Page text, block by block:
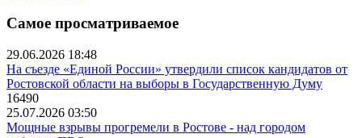
Самое просматриваемое
29.06.2026 18:48
На съезде «Единой России» утвердили список кандидатов от
Ростовской области на выборы в Государственную Думу
16490
25.07.2026 03:50
Мощные взрывы прогремели в Ростове - над городом